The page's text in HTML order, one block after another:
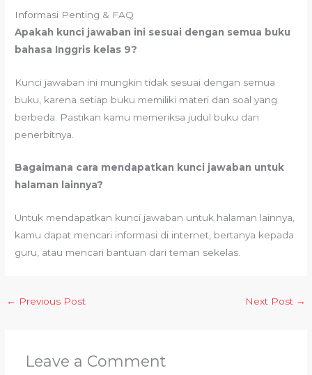
Informasi Penting & FAQ
Apakah kunci jawaban ini sesuai dengan semua buku
bahasa Inggris kelas 9?
Kunci jawaban ini mungkin tidak sesuai dengan semua
buku, karena setiap buku memiliki materi dan soal yang
berbeda. Pastikan kamu memeriksa judul buku dan
penerbitnya.
Bagaimana cara mendapatkan kunci jawaban untuk
halaman lainnya?
Untuk mendapatkan kunci jawaban untuk halaman lainnya,
kamu dapat mencari informasi di internet, bertanya kepada
guru, atau mencari bantuan dari teman sekelas.
← Previous Post Next Post →
Leave a Comment